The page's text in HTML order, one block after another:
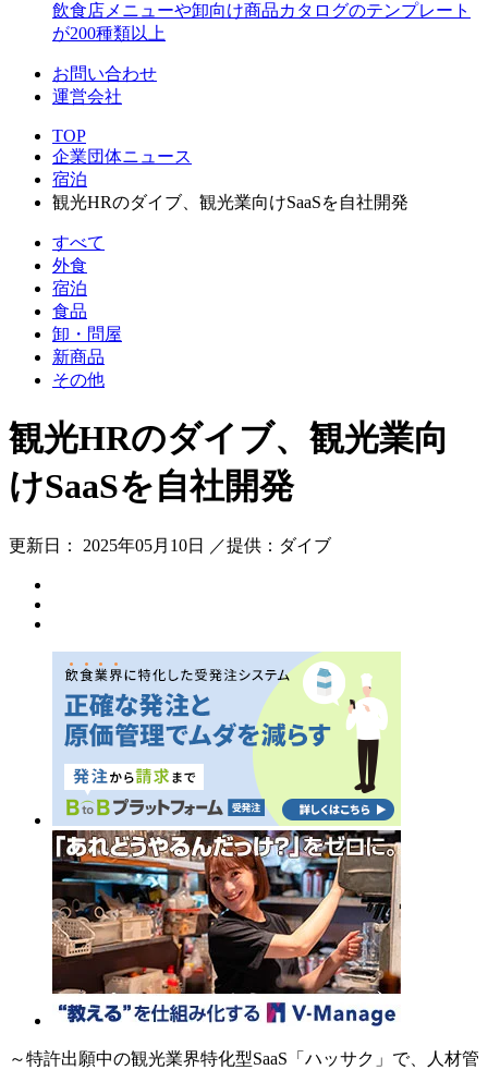
飲食店メニューや卸向け商品カタログのテンプレート
が200種類以上
お問い合わせ
運営会社
TOP
企業団体ニュース
宿泊
観光HRのダイブ、観光業向けSaaSを自社開発
すべて
外食
宿泊
食品
卸・問屋
新商品
その他
観光HRのダイブ、観光業向
けSaaSを自社開発
更新日： 2025年05月10日 ／提供：ダイブ
～特許出願中の観光業界特化型SaaS「ハッサク」で、人材管